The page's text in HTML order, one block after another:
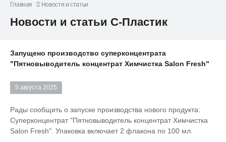
Главная Новости и статьи
Новости и статьи С-Пластик
Запущено производство суперконцентрата
"Пятновыводитель концентрат Химчистка Salon Fresh"
5 августа 2025
Рады сообщить о запуске производства нового продукта:
Суперконцентрат "Пятновыводитель концентрат Химчистка
Salon Fresh". Упаковка включает 2 флакона по 100 мл.